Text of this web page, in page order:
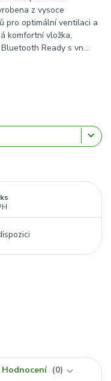
z vysoce
pro optimální ventilaci a
komfortní vložka,
Ready s vn...
ks
Hodnocení
0